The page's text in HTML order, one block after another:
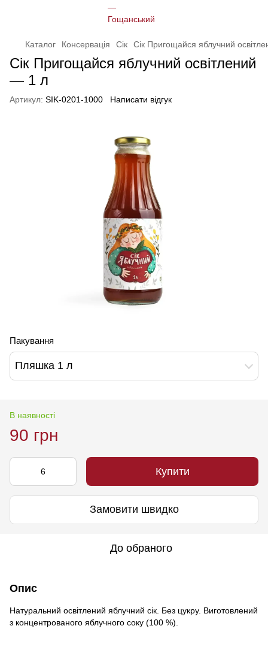
Каталог Консервація Сік Сік Пригощайся яблучний
Сік Пригощайся яблучний освітлений
— 1 л
Артикул: SIK-0201-1000 Написати відгук
Пакування
Пляшка 1 л
В наявності
90 грн
Купити
Замовити швидко
До обраного
Опис
Натуральний освітлений яблучний сік. Без цукру. Виготовлений
з концентрованого яблучного соку (100 %).